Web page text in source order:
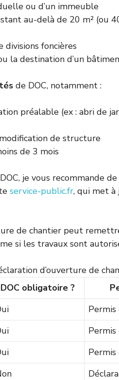
ou d’un immeuble
au-delà de 20 m² (ou
foncières
la destination d’un
de DOC, notamment :
préalable (ex : abri de
de structure
de 3 mois
je vous recommande
service-public.fr, qui met à
de chantier peut
si les travaux sont
d’ouverture de
DOC obligatoire ?
Permis